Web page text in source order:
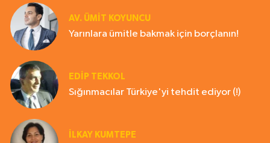
AV. ÜMIT KOYUNCU
Yarınlara ümitle bakmak için borçlanın!
EDIP TEKKOL
Sığınmacılar Türkiye'yi tehdit ediyor (!)
İLKAY KUMTEPE